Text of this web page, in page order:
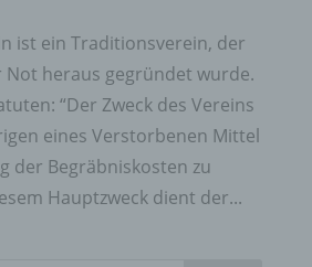
ist ein Traditionsverein, der
Not heraus gegründet wurde.
“Der Zweck des Vereins
eines Verstorbenen Mittel
der Begräbniskosten zu
Hauptzweck dient der...